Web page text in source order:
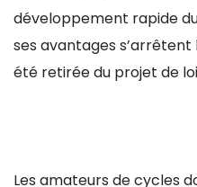
développement rapide
ses avantages s’arrêtent
été retirée du projet de
Les amateurs de cycles